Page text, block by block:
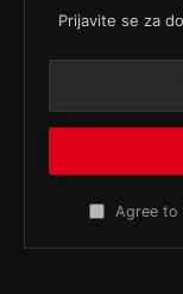
Prijavite se za
Agree to